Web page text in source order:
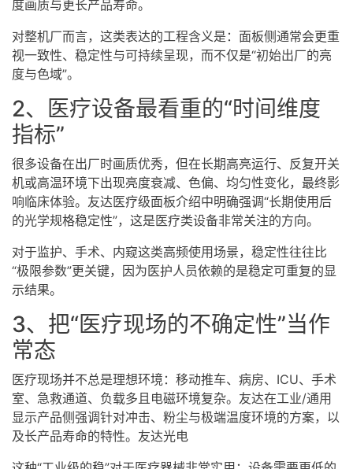
度画质与更长产品寿命。
对整机厂而言，这类表达的工程含义是：面板侧通常会更重
视一致性、稳定性与可持续呈现，而不仅是“初始出厂的亮
度与色域”。
2、医疗设备最看重的“时间维度
指标”
很多设备在出厂时画质优秀，但在长期高亮运行、反复开关
机或高温环境下出现亮度衰减、色偏、均匀性变化，最终影
响临床体验。友达医疗级面板介绍中明确强调“长期使用后
的光学规格稳定性”，这是医疗类设备非常关注的方向。
对于监护、手术、内窥这类高频使用场景，稳定性往往比
“极限参数”更关键，因为医护人员依赖的是稳定可重复的显
示结果。
3、把“医疗现场的不确定性”当作
常态
医疗现场并不总是理想环境：移动推车、病房、ICU、手术
室、急救通道、负载多且电磁环境复杂。友达在工业/通用
显示产品侧强调针对冲击、粉尘与极端温度环境的方案，以
及长产品寿命的特性。友达光电